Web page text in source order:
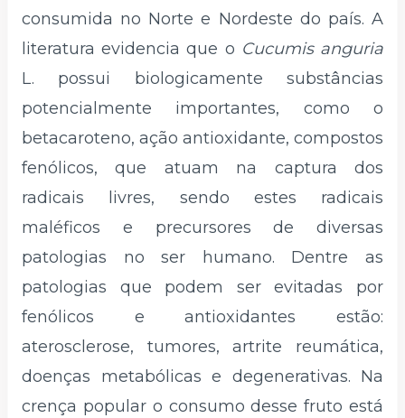
consumida no Norte e Nordeste do país. A
literatura evidencia que o Cucumis anguria
L. possui biologicamente substâncias
potencialmente importantes, como o
betacaroteno, ação antioxidante, compostos
fenólicos, que atuam na captura dos
radicais livres, sendo estes radicais
maléficos e precursores de diversas
patologias no ser humano. Dentre as
patologias que podem ser evitadas por
fenólicos e antioxidantes estão:
aterosclerose, tumores, artrite reumática,
doenças metabólicas e degenerativas. Na
crença popular o consumo desse fruto está